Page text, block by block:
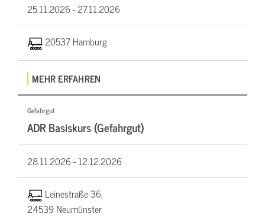
25.11.2026 -27.11.2026
20537 Hamburg
MEHR ERFAHREN
Gefahrgut
ADR Basiskurs (Gefahrgut)
28.11.2026 -12.12.2026
Leinestraße 36,
24539 Neumünster